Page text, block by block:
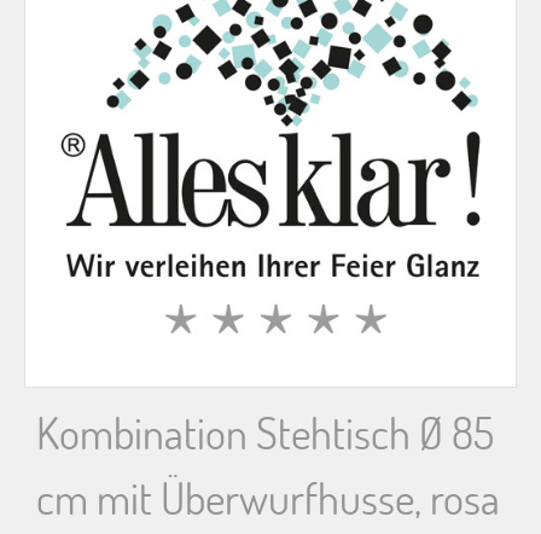
a
h
Kombination Stehtisch Ø 85
cm mit Überwurfhusse, rosa